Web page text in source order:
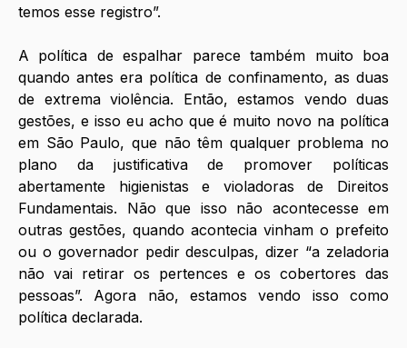
temos esse registro”.
A política de espalhar parece também muito boa
quando antes era política de confinamento, as duas
de extrema violência. Então, estamos vendo duas
gestões, e isso eu acho que é muito novo na política
em São Paulo, que não têm qualquer problema no
plano da justificativa de promover políticas
abertamente higienistas e violadoras de Direitos
Fundamentais. Não que isso não acontecesse em
outras gestões, quando acontecia vinham o prefeito
ou o governador pedir desculpas, dizer “a zeladoria
não vai retirar os pertences e os cobertores das
pessoas”. Agora não, estamos vendo isso como
política declarada.